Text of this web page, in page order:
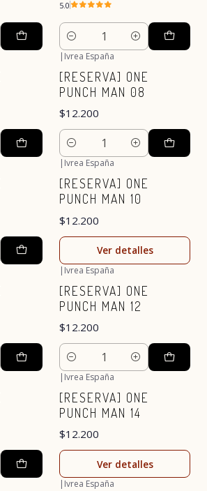
5.0
Cantidad
| Ivrea España
[RESERVA] ONE
PUNCH MAN 08
$12.200
Cantidad
| Ivrea España
[RESERVA] ONE
PUNCH MAN 10
$12.200
Ver detalles
| Ivrea España
[RESERVA] ONE
PUNCH MAN 12
$12.200
Cantidad
| Ivrea España
[RESERVA] ONE
PUNCH MAN 14
$12.200
Ver detalles
| Ivrea España